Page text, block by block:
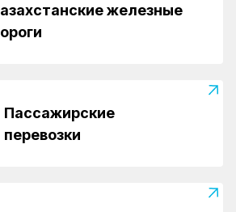
железные
Пассажирские
перевозки